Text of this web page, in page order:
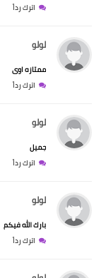
اترك رداً
لولو
ممتازه اوى
اترك رداً
لولو
جميل
اترك رداً
لولو
بارك الله فيكم
اترك رداً